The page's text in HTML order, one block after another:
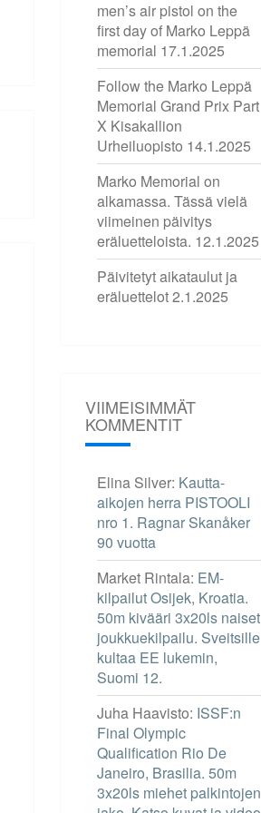
men’s air pistol on the
first day of Marko Leppä
memorial 17.1.2025
Follow the Marko Leppä
Memorial Grand Prix Part
X Kisakallion
Urheiluopisto 14.1.2025
Marko Memorial on
alkamassa. Tässä vielä
viimeinen päivitys
eräluetteloista. 12.1.2025
Päivitetyt aikataulut ja
eräluettelot2.1.2025
VIIMEISIMMÄT
KOMMENTIT
Elina Silver: Kautta-
aikojen herra PISTOOLI
nro 1. Ragnar Skanåker
90 vuotta
Market Rintala: EM-
kilpailut Osijek, Kroatia.
50m kivääri 3x20ls naiset
joukkuekilpailu. Sveitsille
kultaa EE lukemin,
Suomi 12.
Juha Haavisto: ISSF:n
Final Olympic
Qualification Rio De
Janeiro, Brasilia. 50m
3x20ls miehet palkintojen